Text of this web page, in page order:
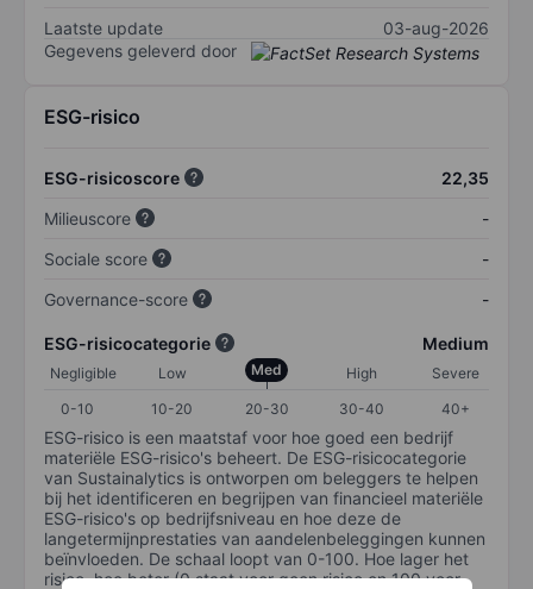
Laatste update
03-aug-2026
Gegevens geleverd door
ESG-risico
ESG-risicoscore
22,35
Milieuscore
-
Sociale score
-
Governance-score
-
ESG-risicocategorie Medium
Negligible Low Med High
Severe
0-10
10-20 20-30 30-40 40+
ESG-risico is een maatstaf voor hoe goed een bedrijf
materiële ESG-risico's beheert. De ESG-risicocategorie
van Sustainalytics is ontworpen om beleggers te helpen
bij het identificeren en begrijpen van financieel materiële
ESG-risico's op bedrijfsniveau en hoe deze de
langetermijnprestaties van aandelenbeleggingen kunnen
beïnvloeden. De schaal loopt van 0-100. Hoe lager het
risico, hoe beter (0 staat voor geen risico en 100 voor